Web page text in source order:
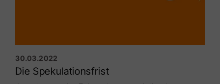
30.03.2022
Die Spekulationsfrist